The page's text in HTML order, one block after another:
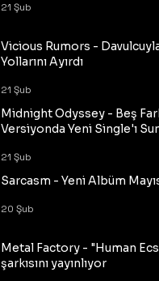
21 Şub
Vicious Rumors -
Yollarını Ayırdı
21 Şub
Midnight Odyssey - Beş
Versiyonda Yeni Single'ı
21 Şub
Sarcasm - Yeni Albüm
20 Şub
Metal Factory - "Human
şarkısını yayınlıyor